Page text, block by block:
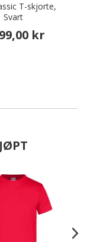
T-skjorte,
Svart
99,00 kr